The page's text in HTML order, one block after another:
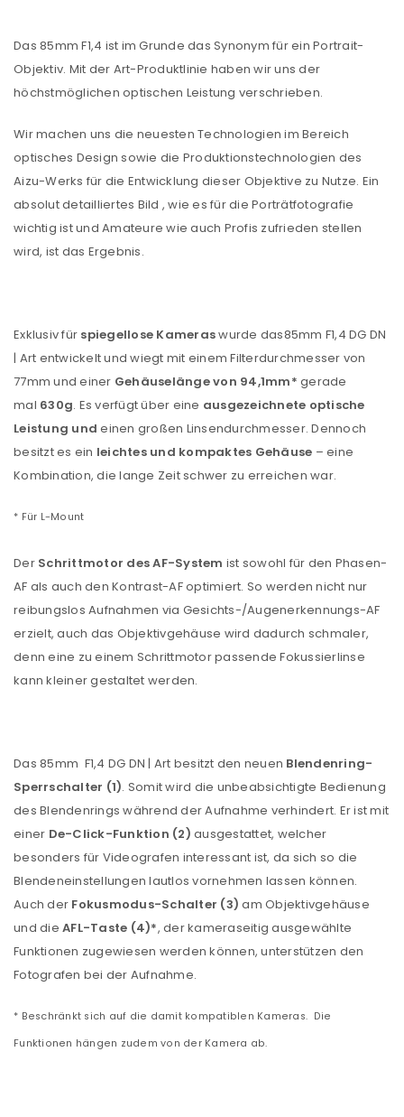
ANMELDEN
Das 85mm F1,4 ist im Grunde das Synonym für ein Portrait-
Objektiv. Mit der Art-Produktlinie haben wir uns der
höchstmöglichen optischen Leistung verschrieben.
Wir machen uns die neuesten Technologien im Bereich
optisches Design sowie die Produktionstechnologien des
Aizu-Werks für die Entwicklung dieser Objektive zu Nutze. Ein
absolut detailliertes Bild , wie es für die Porträtfotografie
wichtig ist und Amateure wie auch Profis zufrieden stellen
wird, ist das Ergebnis.
Exklusiv für spiegellose Kameraswurde das85mm F1,4 DG DN
| Art entwickelt und wiegt mit einem Filterdurchmesser von
77mm und einer Gehäuselänge von 94,1mm* gerade
mal 630g. Es verfügt über eine ausgezeichnete optische
Leistung undeinen großen Linsendurchmesser. Dennoch
besitzt es ein leichtes und kompaktes Gehäuse – eine
Kombination, die lange Zeit schwer zu erreichen war.
* Für L-Mount
Der Schrittmotor des AF-System ist sowohl für den Phasen-
AF als auch den Kontrast-AF optimiert. So werden nicht nur
reibungslos Aufnahmen via Gesichts-/Augenerkennungs-AF
erzielt, auch das Objektivgehäuse wird dadurch schmaler,
denn eine zu einem Schrittmotor passende Fokussierlinse
kann kleiner gestaltet werden.
Das 85mm F1,4 DG DN | Art besitzt den neuen Blendenring-
Sperrschalter (1). Somit wird die unbeabsichtigte Bedienung
des Blendenrings während der Aufnahme verhindert. Er ist mit
einer De-Click-Funktion (2) ausgestattet, welcher
besonders für Videografen interessant ist, da sich so die
Blendeneinstellungen lautlos vornehmen lassen können.
Auch der Fokusmodus-Schalter (3) am Objektivgehäuse
und die AFL-Taste (4)*, der kameraseitig ausgewählte
Funktionen zugewiesen werden können, unterstützen den
Fotografen bei der Aufnahme.
* Beschränkt sich auf die damit kompatiblen Kameras. Die
Funktionen hängen zudem von der Kamera ab.